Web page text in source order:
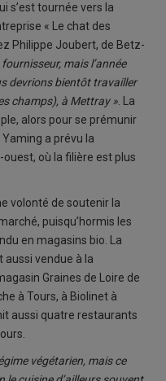
s’est tournée vers la
« Le chat des
Philippe Joubert, de Betz-
mais l’année
devrions bientôt travailler
champs), à Mettray » . La
alors pour se prémunir
a prévu la
ouest, où la filière est plus
volonté de soutenir la
puisqu’hormis les
en magasins bio. La
aussi vendue à la
Graines de Loire de
à Tours, à Biolinet à
aussi quatre restaurants
végétarien, mais ce